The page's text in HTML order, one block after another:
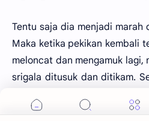
Tentu saja dia menjadi marah
Maka ketika pekikan kembali
meloncat dan mengamuk lagi,
srigala ditusuk dan ditikam.
yang kebal dan kuat itu yang